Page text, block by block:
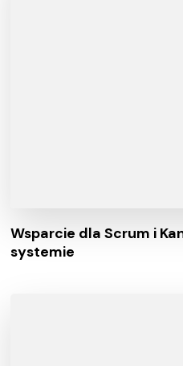
Wsparcie dla Scrum i
systemie